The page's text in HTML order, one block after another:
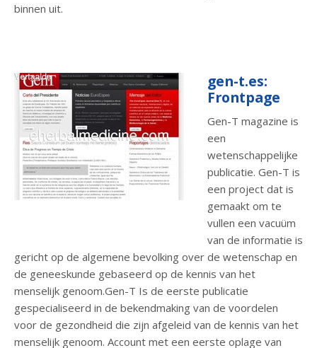
binnen uit.
gen-t.es:
Frontpage
Gen-T magazine is
een
wetenschappelijke
publicatie. Gen-T is
een project dat is
gemaakt om te
vullen een vacuüm
van de informatie is
gericht op de algemene bevolking over de wetenschap en
de geneeskunde gebaseerd op de kennis van het
menselijk genoom.Gen-T Is de eerste publicatie
gespecialiseerd in de bekendmaking van de voordelen
voor de gezondheid die zijn afgeleid van de kennis van het
menselijk genoom. Account met een eerste oplage van